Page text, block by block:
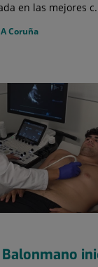
en las mejores
Coruña